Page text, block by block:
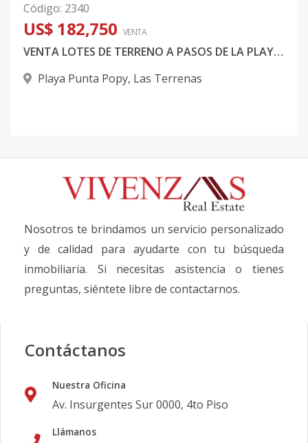
Código: 2340
US$ 182,750 VENTA
VENTA LOTES DE TERRENO A PASOS DE LA PLAYA EN LAS TERRENAS SAMANA REP DOMINICANA
Playa Punta Popy, Las Terrenas
Nosotros te brindamos un servicio personalizado
y de calidad para ayudarte con tu búsqueda
inmobiliaria. Si necesitas asistencia o tienes
preguntas, siéntete libre de contactarnos.
Contáctanos
Nuestra Oficina
Av. Insurgentes Sur 0000, 4to Piso
Llámanos